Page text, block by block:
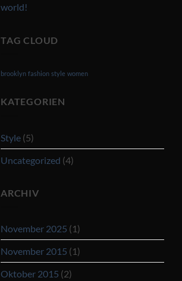
world!
TAG CLOUD
brooklyn fashion style women
KATEGORIEN
Style (5)
Uncategorized (4)
ARCHIV
November 2025 (1)
November 2015 (1)
Oktober 2015 (2)